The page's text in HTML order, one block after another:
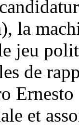
la
jeu
de
et